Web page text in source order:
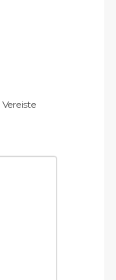
Vereiste